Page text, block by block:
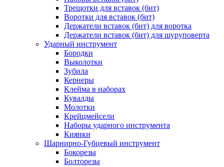
Трещотки для вставок (бит)
Воротки для вставок (бит)
Держатели вставок (бит) для воротка
Держатели вставок (бит) для шуруповерта
Ударный инструмент
Бородки
Выколотки
Зубила
Кернеры
Клейма в наборах
Кувалды
Молотки
Крейцмейсели
Наборы ударного инструмента
Киянки
Шарнирно-Губцевый инструмент
Бокорезы
Болторезы